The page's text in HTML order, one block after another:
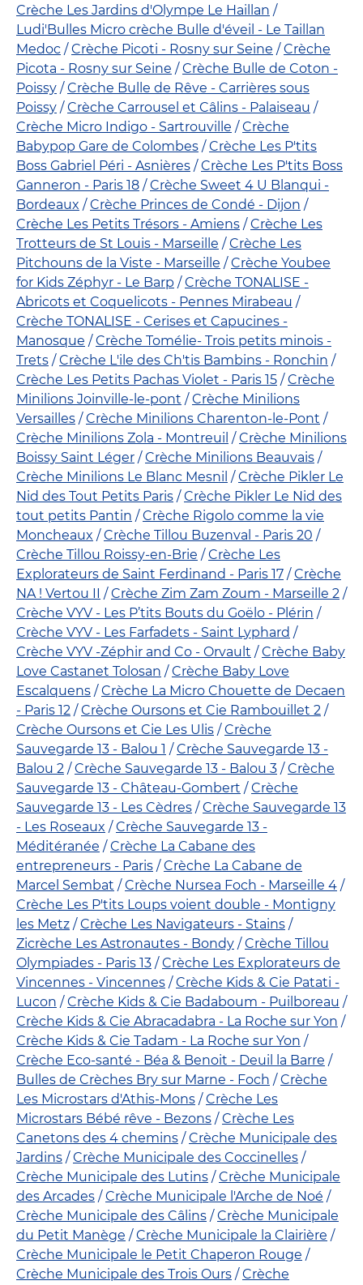
Crèche Les Jardins d'Olympe Le Haillan
Ludi'Bulles Micro crèche Bulle d'éveil - Le Taillan
Medoc
Crèche Picoti - Rosny sur Seine
Crèche
Picota - Rosny sur Seine
Crèche Bulle de Coton -
Poissy
Crèche Bulle de Rêve - Carrières sous
Poissy
Crèche Carrousel et Câlins - Palaiseau
Crèche Micro Indigo - Sartrouville
Crèche
Babypop Gare de Colombes
Crèche Les P'tits
Boss Gabriel Péri - Asnières
Crèche Les P'tits Boss
Ganneron - Paris 18
Crèche Sweet 4 U Blanqui -
Bordeaux
Crèche Princes de Condé - Dijon
Crèche Les Petits Trésors - Amiens
Crèche Les
Trotteurs de St Louis - Marseille
Crèche Les
Pitchouns de la Viste - Marseille
Crèche Youbee
for Kids Zéphyr - Le Barp
Crèche TONALISE -
Abricots et Coquelicots - Pennes Mirabeau
Crèche TONALISE - Cerises et Capucines -
Manosque
Crèche Tomélie- Trois petits minois -
Trets
Crèche L'ile des Ch'tis Bambins - Ronchin
Crèche Les Petits Pachas Violet - Paris 15
Crèche
Minilions Joinville-le-pont
Crèche Minilions
Versailles
Crèche Minilions Charenton-le-Pont
Crèche Minilions Zola - Montreuil
Crèche Minilions
Boissy Saint Léger
Crèche Minilions Beauvais
Crèche Minilions Le Blanc Mesnil
Crèche Pikler Le
Nid des Tout Petits Paris
Crèche Pikler Le Nid des
tout petits Pantin
Crèche Rigolo comme la vie
Moncheaux
Crèche Tillou Buzenval - Paris 20
Crèche Tillou Roissy-en-Brie
Crèche Les
Explorateurs de Saint Ferdinand - Paris 17
Crèche
NA ! Vertou II
Crèche Zim Zam Zoum - Marseille 2
Crèche VYV - Les P’tits Bouts du Goëlo - Plérin
Crèche VYV - Les Farfadets - Saint Lyphard
Crèche VYV -Zéphir and Co - Orvault
Crèche Baby
Love Castanet Tolosan
Crèche Baby Love
Escalquens
Crèche La Micro Chouette de Decaen
- Paris 12
Crèche Oursons et Cie Rambouillet 2
Crèche Oursons et Cie Les Ulis
Crèche
Sauvegarde 13 - Balou 1
Crèche Sauvegarde 13 -
Balou 2
Crèche Sauvegarde 13 - Balou 3
Crèche
Sauvegarde 13 - Château-Gombert
Crèche
Sauvegarde 13 - Les Cèdres
Crèche Sauvegarde 13
- Les Roseaux
Crèche Sauvegarde 13 -
Méditéranée
Crèche La Cabane des
entrepreneurs - Paris
Crèche La Cabane de
Marcel Sembat
Crèche Nursea Foch - Marseille 4
Crèche Les P'tits Loups voient double - Montigny
les Metz
Crèche Les Navigateurs - Stains
Zicrèche Les Astronautes - Bondy
Crèche Tillou
Olympiades - Paris 13
Crèche Les Explorateurs de
Vincennes - Vincennes
Crèche Kids & Cie Patati -
Lucon
Crèche Kids & Cie Badaboum - Puilboreau
Crèche Kids & Cie Abracadabra - La Roche sur Yon
Crèche Kids & Cie Tadam - La Roche sur Yon
Crèche Eco-santé - Béa & Benoit - Deuil la Barre
Bulles de Crèches Bry sur Marne - Foch
Crèche
Les Microstars d'Athis-Mons
Crèche Les
Microstars Bébé rêve - Bezons
Crèche Les
Canetons des 4 chemins
Crèche Municipale des
Jardins
Crèche Municipale des Coccinelles
Crèche Municipale des Lutins
Crèche Municipale
des Arcades
Crèche Municipale l'Arche de Noé
Crèche Municipale des Câlins
Crèche Municipale
du Petit Manège
Crèche Municipale la Clairière
Crèche Municipale le Petit Chaperon Rouge
Crèche Municipale des Trois Ours
Crèche